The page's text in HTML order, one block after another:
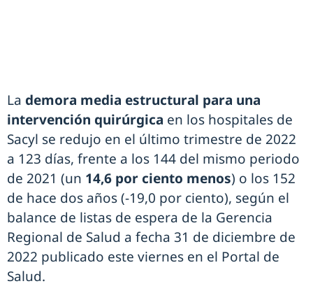
La demora media estructural para una
intervención quirúrgica en los hospitales de
Sacyl se redujo en el último trimestre de 2022
a 123 días, frente a los 144 del mismo periodo
de 2021 (un 14,6 por ciento menos) o los 152
de hace dos años (-19,0 por ciento), según el
balance de listas de espera de la Gerencia
Regional de Salud a fecha 31 de diciembre de
2022 publicado este viernes en el Portal de
Salud.